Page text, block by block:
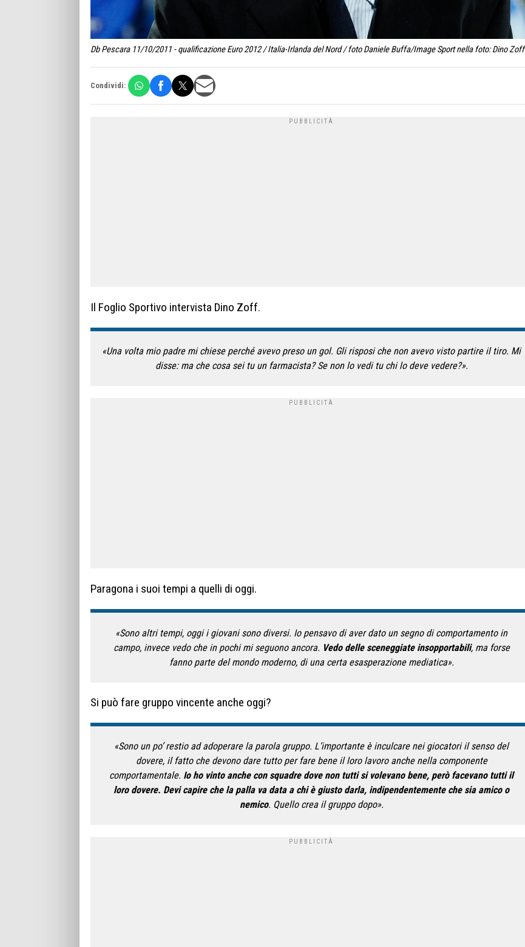
Db Pescara 11/10/2011 - qualificazione Euro 2012 / Italia-Irlanda del Nord / foto Daniele Buffa/Image Sport nella foto: Dino Zoff
Condividi:
Il Foglio Sportivo intervista Dino Zoff.
«Una volta mio padre mi chiese perché avevo preso un gol. Gli risposi che non avevo visto partire il tiro. Mi
disse: ma che cosa sei tu un farmacista? Se non lo vedi tu chi lo deve vedere?».
Paragona i suoi tempi a quelli di oggi.
«Sono altri tempi, oggi i giovani sono diversi. Io pensavo di aver dato un segno di comportamento in
campo, invece vedo che in pochi mi seguono ancora. Vedo delle sceneggiate insopportabili, ma forse
fanno parte del mondo moderno, di una certa esasperazione mediatica».
Si può fare gruppo vincente anche oggi?
«Sono un po’ restio ad adoperare la parola gruppo. L’importante è inculcare nei giocatori il senso del
dovere, il fatto che devono dare tutto per fare bene il loro lavoro anche nella componente
comportamentale. Io ho vinto anche con squadre dove non tutti si volevano bene, però facevano tutti il
loro dovere. Devi capire che la palla va data a chi è giusto darla, indipendentemente che sia amico o
nemico. Quello crea il gruppo dopo».